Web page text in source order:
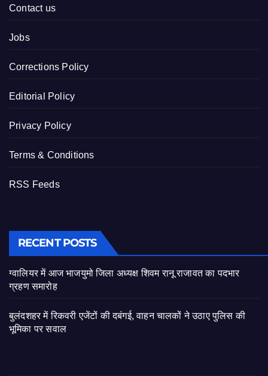
Contact us
Jobs
Corrections Policy
Editorial Policy
Privacy Policy
Terms & Conditions
RSS Feeds
RECENT POSTS
ग्वालियर में आज भाजयुमो जिला अध्यक्ष शिवम रानू राजावत का पदभार
ग्रहण समारोह
बुलंदशहर में रिकवरी एजेंटों की दबंगई, वाहन चालकों ने उठाए पुलिस की
भूमिका पर सवाल